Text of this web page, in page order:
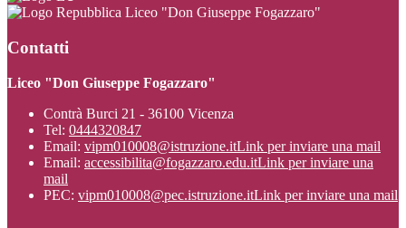
Liceo "Don Giuseppe Fogazzaro"
Contatti
Liceo "Don Giuseppe Fogazzaro"
Contrà Burci 21 - 36100 Vicenza
Tel: 0444320847
Email: vipm010008@istruzione.itLink per inviare una mail
Email: accessibilita@fogazzaro.edu.itLink per inviare una
mail
PEC: vipm010008@pec.istruzione.itLink per inviare una mail